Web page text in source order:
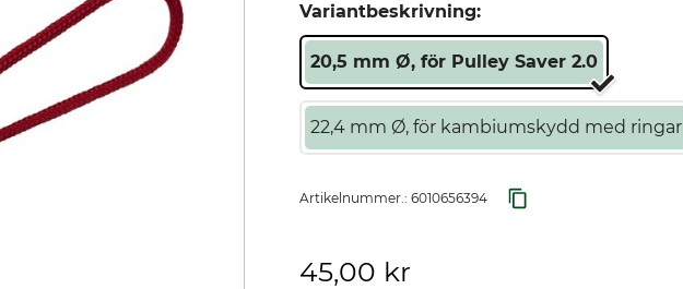
Variantbeskrivning:
20,5 mm Ø, för Pulley Saver 2.0
22,4 mm Ø, för kambiumskydd med ringar
Artikelnummer.: 6010656394
45,00 kr